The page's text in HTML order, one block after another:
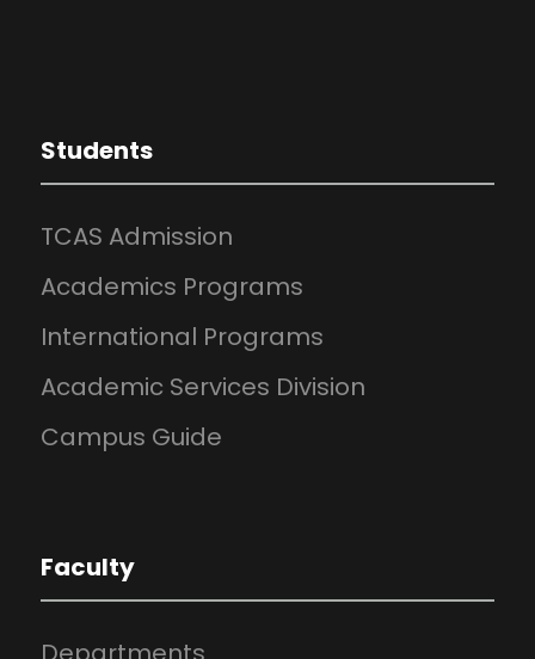
Students
TCAS Admission
Academics Programs
International Programs
Academic Services Division
Campus Guide
Faculty